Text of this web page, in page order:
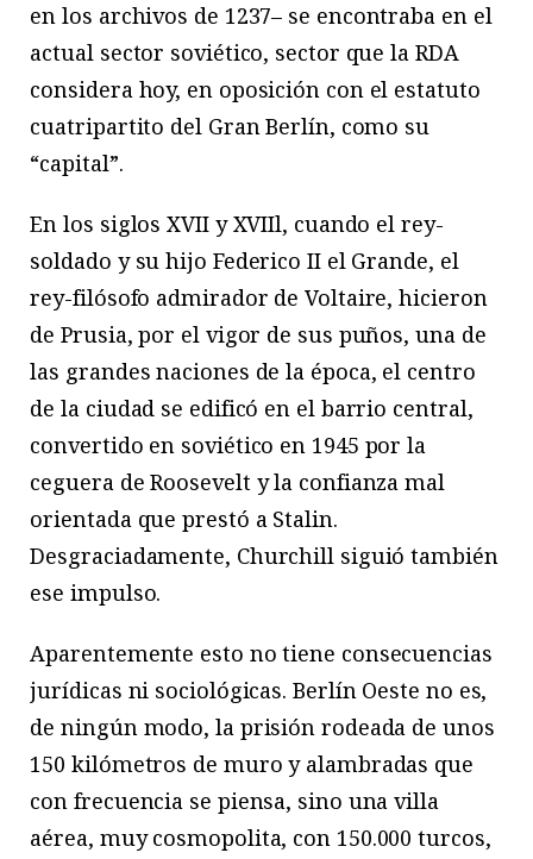
en los archivos de 1237– se encontraba en el
actual sector soviético, sector que la RDA
considera hoy, en oposición con el estatuto
cuatripartito del Gran Berlín, como su
“capital”.
En los siglos XVII y XVIIl, cuando el rey-
soldado y su hijo Federico II el Grande, el
rey-filósofo admirador de Voltaire, hicieron
de Prusia, por el vigor de sus puños, una de
las grandes naciones de la época, el centro
de la ciudad se edificó en el barrio central,
convertido en soviético en 1945 por la
ceguera de Roosevelt y la confianza mal
orientada que prestó a Stalin.
Desgraciadamente, Churchill siguió también
ese impulso.
Aparentemente esto no tiene consecuencias
jurídicas ni sociológicas. Berlín Oeste no es,
de ningún modo, la prisión rodeada de unos
150 kilómetros de muro y alambradas que
con frecuencia se piensa, sino una villa
aérea, muy cosmopolita, con 150.000 turcos,